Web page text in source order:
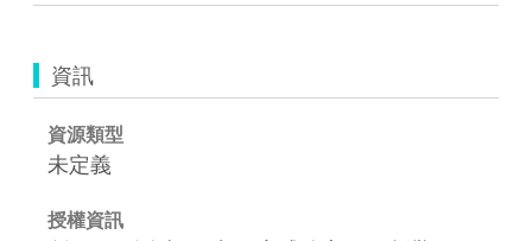
資訊
資源類型
未定義
授權資訊